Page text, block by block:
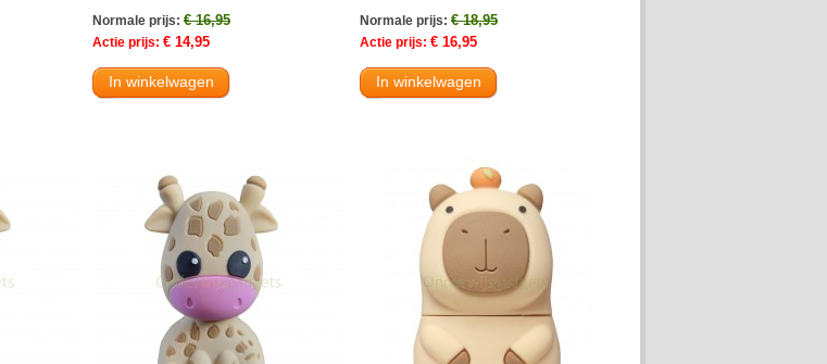
Normale prijs: € 16,95
Actie prijs: € 14,95
In winkelwagen
Normale prijs: € 18,95
Actie prijs: € 16,95
In winkelwagen